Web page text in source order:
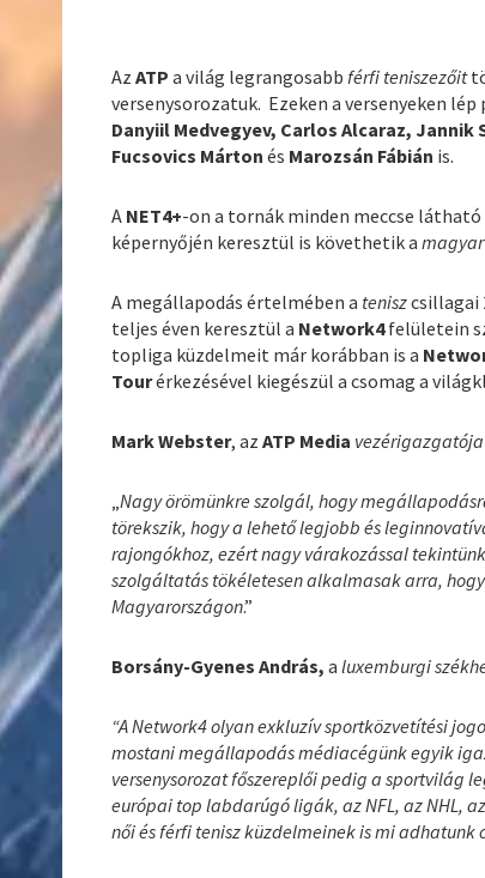
AzATPa világ legrangosabbférfi teniszezőit
versenysorozatuk. Ezeken a versenyeken
Danyiil Medvegyev, Carlos Alcaraz,
Fucsovics Márton és Marozsán Fábián is.
A NET4+-on a tornák minden meccse
képernyőjén keresztül is követhetik amagyar
A megállapodás értelmében a teniszcsillagai
teljes éven keresztül a Network4felületein
topliga küzdelmeit már korábban is a
Tourérkezésével kiegészül a csomag a
Mark Webster, az ATP Media vezérigazgatója
„Nagy örömünkre szolgál, hogy
törekszik, hogy a lehető legjobb és
rajongókhoz, ezért nagy várakozással
szolgáltatás tökéletesen alkalmasak arra,
Magyarországon.”
Borsány-Gyenes András,aluxemburgi
“A Network4 olyan exkluzív sportközvetítési
mostani megállapodás médiacégünk egyik
versenysorozat főszereplői pedig a sportvilág
európai top labdarúgó ligák, az NFL, az NHL,
női és férfi tenisz küzdelmeinek is mi adhatunk